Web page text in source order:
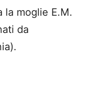
la moglie E.M.
da